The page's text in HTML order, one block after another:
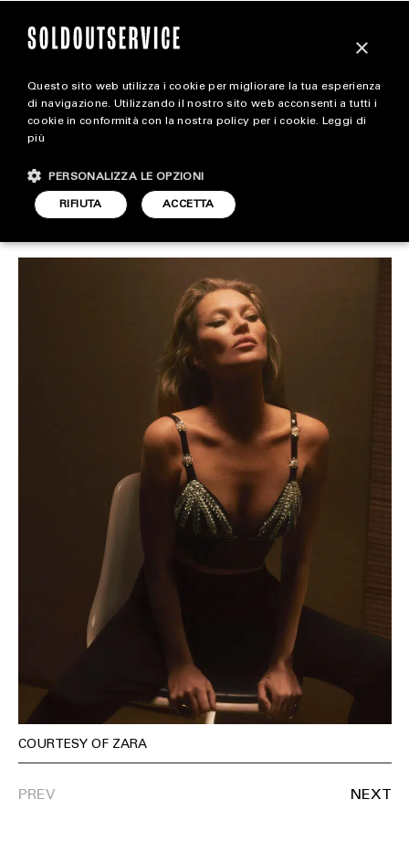
magazine
STYLE
FOOTWEAR
ACCESSORIES
Zara, ora è il turno di Kate
Moss
STYLE
25 NOVEMBRE 2024
COURTESY OF ZARA
×
Questo sito web utilizza i cookie per migliorare la tua esperienza
di navigazione. Utilizzando il nostro sito web acconsenti a tutti i
cookie in conformità con la nostra policy per i cookie. Leggi di
più
ACCETTA
RIFIUTA
PERSONALIZZA LE OPZIONI